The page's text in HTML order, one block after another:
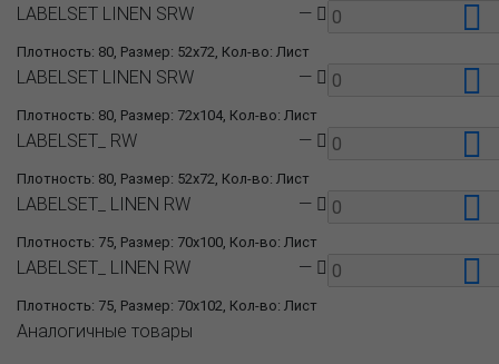
Плотность: 80, Размер: 52x72, Кол-во: Лист
LABELSET LINEN SRW —
Плотность: 80, Размер: 72x104, Кол-во: Лист
LABELSET LINEN SRW —
Плотность: 80, Размер: 52x72, Кол-во: Лист
LABELSET_ RW —
Плотность: 75, Размер: 70x100, Кол-во: Лист
LABELSET_ LINEN RW —
Плотность: 75, Размер: 70x102, Кол-во: Лист
LABELSET_ LINEN RW —
Аналогичные товары